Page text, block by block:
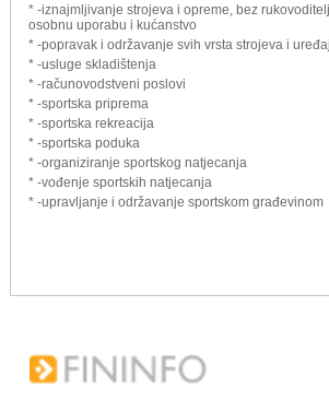
* -iznajmljivanje strojeva i opreme, bez
osobnu uporabu i kućanstvo
* -popravak i održavanje svih vrsta strojeva i
* -usluge skladištenja
* -računovodstveni poslovi
* -sportska priprema
* -sportska rekreacija
* -sportska poduka
* -organiziranje sportskog natjecanja
* -vođenje sportskih natjecanja
* -upravljanje i održavanje sportskom građevinom